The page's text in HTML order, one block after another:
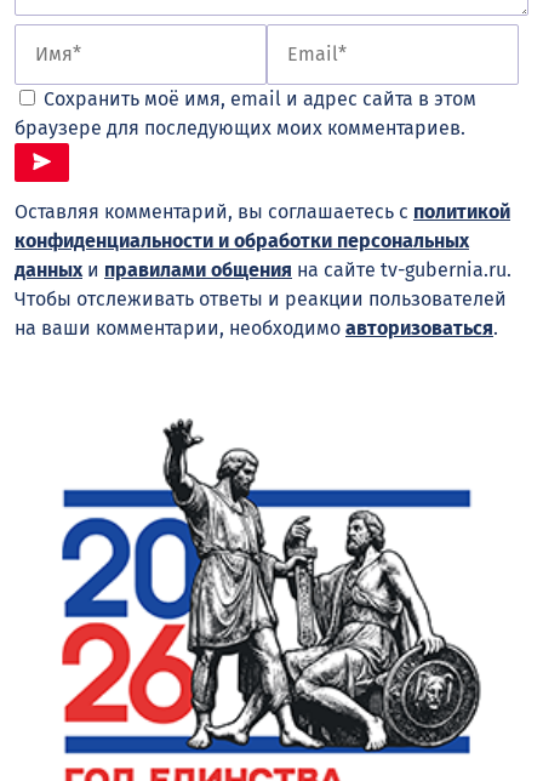
Сохранить моё имя, email и адрес сайта в этом
браузере для последующих моих комментариев.
Оставляя комментарий, вы соглашаетесь с политикой
конфиденциальности и обработки персональных
данных и правилами общения на сайте tv-gubernia.ru.
Чтобы отслеживать ответы и реакции пользователей
на ваши комментарии, необходимо авторизоваться.